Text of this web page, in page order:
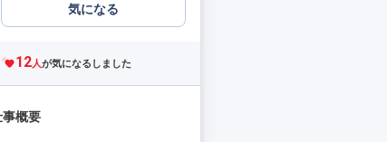
気になる
12人が気になるしました
事概要